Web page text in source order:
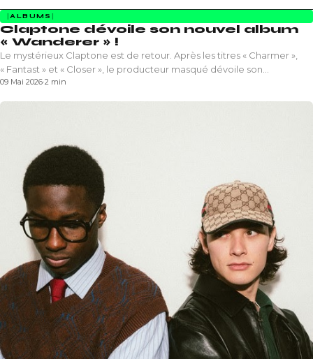
ALBUMS
Claptone dévoile son nouvel album
« Wanderer » !
Le mystérieux Claptone est de retour. Après les titres « Charmer »,
« Fantast » et « Closer », le producteur masqué dévoile son…
09 Mai 2026·2 min